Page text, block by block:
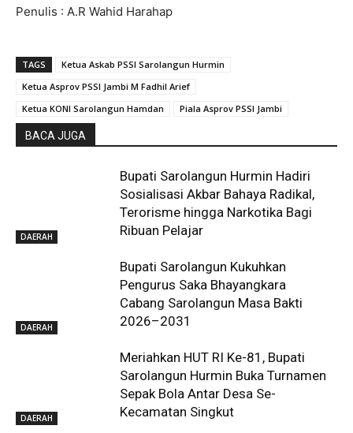
Penulis : A.R Wahid Harahap
TAGS
Ketua Askab PSSI Sarolangun Hurmin
Ketua Asprov PSSI Jambi M Fadhil Arief
Ketua KONI Sarolangun Hamdan
Piala Asprov PSSI Jambi
BACA JUGA
DAERAH
Bupati Sarolangun Hurmin Hadiri
Sosialisasi Akbar Bahaya Radikal,
Terorisme hingga Narkotika Bagi
Ribuan Pelajar
DAERAH
Bupati Sarolangun Kukuhkan
Pengurus Saka Bhayangkara
Cabang Sarolangun Masa Bakti
2026–2031
DAERAH
Meriahkan HUT RI Ke-81, Bupati
Sarolangun Hurmin Buka Turnamen
Sepak Bola Antar Desa Se-
Kecamatan Singkut